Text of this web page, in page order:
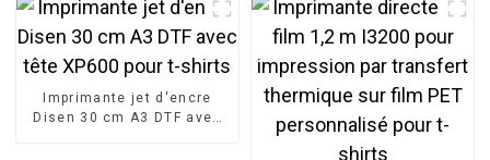
Imprimante jet d'encre
Disen 30 cm A3 DTF avec